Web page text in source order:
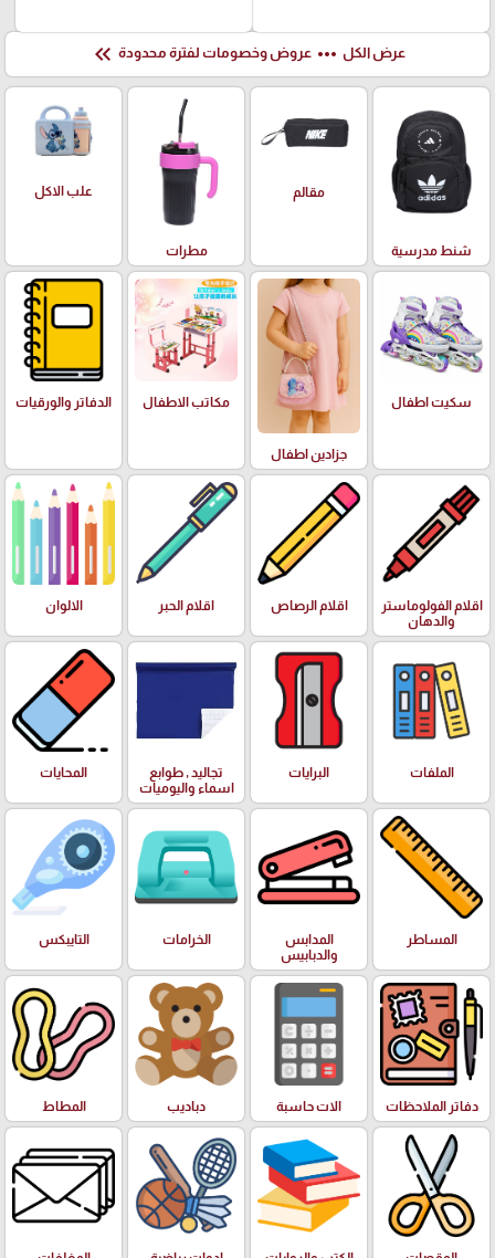
عرض الكل more_horiz عروض وخصومات لفترة محدودة keyboard_double_arrow_left
شنط مدرسية
مقالم
مطرات
علب الاكل
سكيت اطفال
جزادين اطفال
مكاتب الاطفال الدفاتر والورقيات
اقلام الفولوماستر
والدهان
اقلام الرصاص اقلام الحبر الالوان
الملفات البرايات
تجاليد , طوابع
اسماء واليوميات
المحايات
المساطر
المدابس
والدبابيس
الخرامات التايبكس
دفاتر الملاحظات الات حاسبة دباديب المطاط